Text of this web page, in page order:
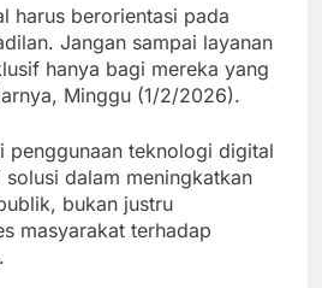
harus berorientasi pada
Jangan sampai layanan
hanya bagi mereka yang
Minggu (1/2/2026).
penggunaan teknologi digital
solusi dalam meningkatkan
bukan justru
masyarakat terhadap